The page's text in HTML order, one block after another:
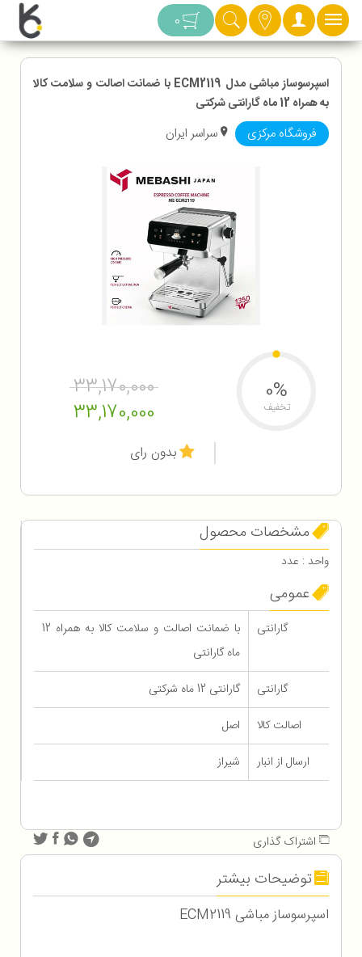
دسته بندی 0
اسپرسوساز مباشی مدل ECM2119 با ضمانت اصالت و سلامت کالا
به همراه 12 ماه گارانتی شرکتی
فروشگاه مرکزی سراسر ایران
33,170,000
33,170,000
0%
تخفیف
بدون رای
مشخصات محصول
واحد : عدد
عمومی
گارانتی
با ضمانت اصالت و سلامت کالا به همراه 12
ماه گارانتی
گارانتی
گارانتی 12 ماه شرکتی
اصالت کالا
اصل
ارسال از انبار
شیراز
اشتراک گذاری
توضیحات بیشتر
اسپرسوساز مباشی ECM2119